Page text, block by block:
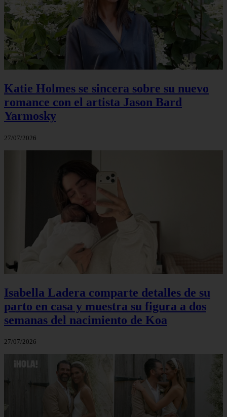
Katie Holmes se sincera sobre su nuevo
romance con el artista Jason Bard
Yarmosky
27/07/2026
Isabella Ladera comparte detalles de su
parto en casa y muestra su figura a dos
semanas del nacimiento de Koa
27/07/2026